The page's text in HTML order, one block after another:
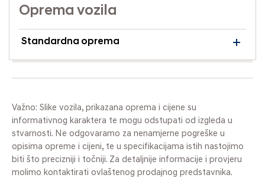
Oprema vozila
Standardna oprema
Važno: Slike vozila, prikazana oprema i cijene su
informativnog karaktera te mogu odstupati od izgleda u
stvarnosti. Ne odgovaramo za nenamjerne pogreške u
opisima opreme i cijeni, te u specifikacijama istih nastojimo
biti što precizniji i točniji. Za detaljnije informacije i provjeru
molimo kontaktirati ovlaštenog prodajnog predstavnika.